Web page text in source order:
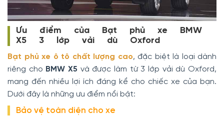
Ưu điểm của Bạt phủ xe BMW
X5 3 lớp vải dù Oxford
Bạt phủ xe ô tô chất lượng cao, đặc biệt là loại dành
riêng cho BMW X5 và được làm từ 3 lớp vải dù Oxford,
mang đến nhiều lợi ích đáng kể cho chiếc xe của bạn.
Dưới đây là những ưu điểm nổi bật:
Bảo vệ toàn diện cho xe